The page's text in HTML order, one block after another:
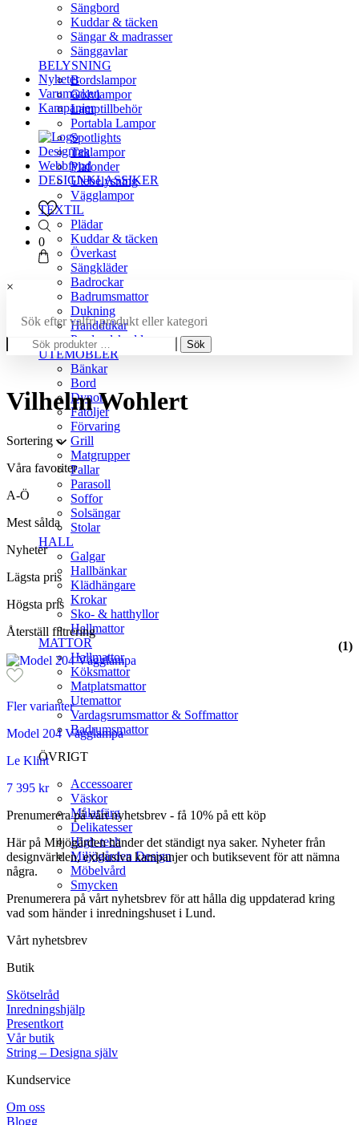
Sängbord
Kuddar & täcken
Sängar & madrasser
Sänggavlar
BELYSNING
Bordslampor
Golvlampor
Lamptillbehör
Portabla Lampor
Spotlights
Taklampor
Plafonder
Utebelysning
Vägglampor
TEXTIL
Plädar
Kuddar & täcken
Överkast
Sängkläder
Badrockar
Badrumsmattor
Dukning
Handdukar
Prydnadskuddar
UTEMÖBLER
Bänkar
Bord
Dynor
Fåtöljer
Förvaring
Grill
Matgrupper
Pallar
Parasoll
Soffor
Solsängar
Stolar
HALL
Galgar
Hallbänkar
Klädhängare
Krokar
Sko- & hatthyllor
Hallmattor
MATTOR
Hallmattor
Köksmattor
Matplatsmattor
Utemattor
Vardagsrumsmattor & Soffmattor
Badrumsmattor
ÖVRIGT
Accessoarer
Väskor
Målarfärg
Delikatesser
High-tech
Miljögården Design
Möbelvård
Smycken
Nyheter
Varumärken
Kampanjer
Designrea
Webbfynd
DESIGNKLASSIKER
0
×
Sök efter valfri produkt eller kategori
Sök
efter:
Sök
Vilhelm Wohlert
Sortering
Våra favoriter
A-Ö
Mest sålda
Nyheter
Lägsta pris
Högsta pris
Återställ filtrering
(1)
Fler varianter
Model 204 Vägglampa
Le Klint
7 395 kr
Prenumerera på vårt nyhetsbrev - få 10% på ett köp
Här på Miljögården händer det ständigt nya saker. Nyheter från
designvärlden, exklusiva kampanjer och butiksevent för att nämna
några.
Prenumerera på vårt nyhetsbrev för att hålla dig uppdaterad kring
vad som händer i inredningshuset i Lund.
Vårt nyhetsbrev
Butik
Skötselråd
Inredningshjälp
Presentkort
Vår butik
String – Designa själv
Kundservice
Om oss
Blogg